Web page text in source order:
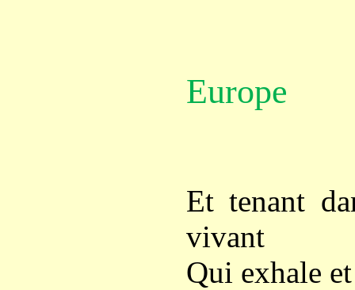
Europe
Et tenant
vivant
Qui exhale